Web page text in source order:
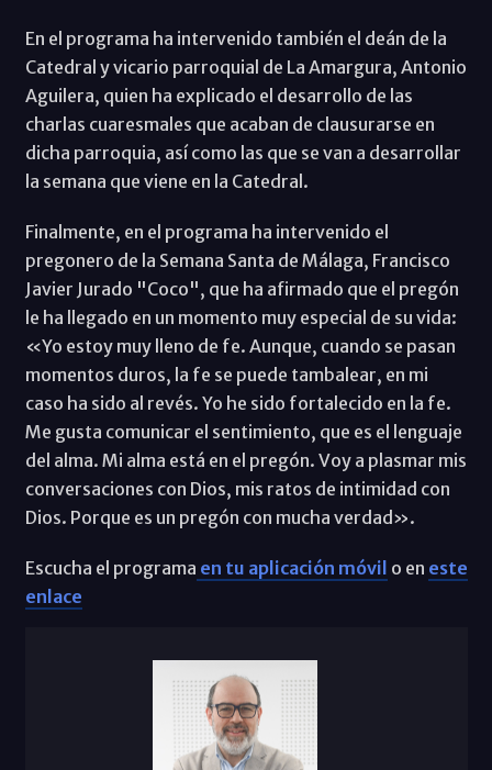
En el programa ha intervenido también el deán de la
Catedral y vicario parroquial de La Amargura, Antonio
Aguilera, quien ha explicado el desarrollo de las
charlas cuaresmales que acaban de clausurarse en
dicha parroquia, así como las que se van a desarrollar
la semana que viene en la Catedral.
Finalmente, en el programa ha intervenido el
pregonero de la Semana Santa de Málaga, Francisco
Javier Jurado "Coco", que ha afirmado que el pregón
le ha llegado en un momento muy especial de su vida:
«Yo estoy muy lleno de fe. Aunque, cuando se pasan
momentos duros, la fe se puede tambalear, en mi
caso ha sido al revés. Yo he sido fortalecido en la fe.
Me gusta comunicar el sentimiento, que es el lenguaje
del alma. Mi alma está en el pregón. Voy a plasmar mis
conversaciones con Dios, mis ratos de intimidad con
Dios. Porque es un pregón con mucha verdad».
Escucha el programa en tu aplicación móvil o en este
enlace